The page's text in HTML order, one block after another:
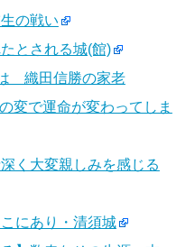
の戦い
とされる城(館)
織田信勝の家老
変で運命が変わってしま
く大変親しみを感じる
にあり・清須城